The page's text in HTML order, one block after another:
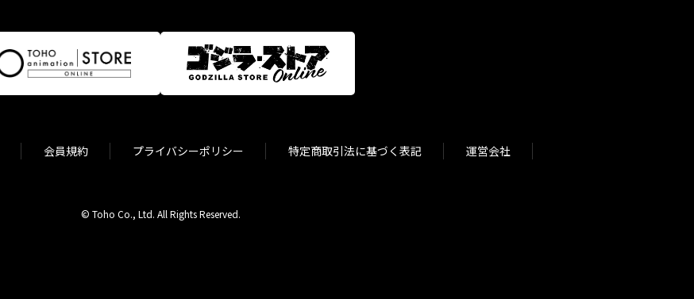
会員規約 プライバシーポリシー 特定商取引法に基づく表記 運営会社
© Toho Co., Ltd. All Rights Reserved.